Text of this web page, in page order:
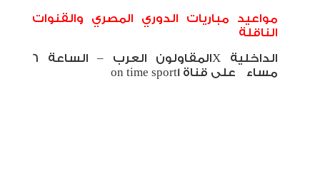
مواعيد مباريات الدوري المصري والقنوات
الناقلة
الداخلية X
المقاولون العرب – الساعة 6
مساء على قناة 1 on time sport